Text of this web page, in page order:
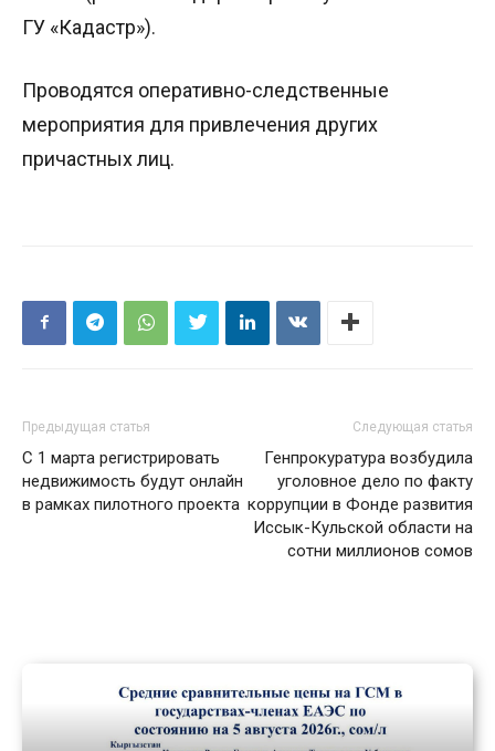
ГУ «Кадастр»).
Проводятся оперативно-следственные
мероприятия для привлечения других
причастных лиц.
Предыдущая статья
С 1 марта регистрировать
недвижимость будут онлайн
в рамках пилотного проекта
Следующая статья
Генпрокуратура возбудила
уголовное дело по факту
коррупции в Фонде развития
Иссык-Кульской области на
сотни миллионов сомов